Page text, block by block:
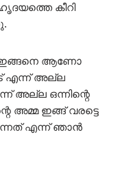
കീറി
ഇങ്ങനെ ആണോ
എന്ന് അല്ല
അല്ല ഒന്നിന്റെ
അമ്മ ഇങ്ങ് വരട്ടെ
എന്ന് ഞാൻ